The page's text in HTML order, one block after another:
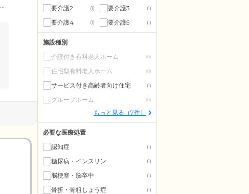
要介護2 (1) 要介護3 (1)
要介護4 (1) 要介護5 (1)
施設種別
介護付き有料老人ホーム
(0)
住宅型有料老人ホーム (0)
サービス付き高齢者向け住宅 (1)
グループホーム (0)
もっと見る（7件）
必要な医療処置
認知症
(1)
糖尿病・インスリン (1)
脳梗塞・脳卒中 (1)
骨折・骨粗しょう症 (1)